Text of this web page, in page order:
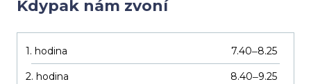
Kdypak nám zvoní
1. hodina 7.40–8.25
2. hodina 8.40–9.25